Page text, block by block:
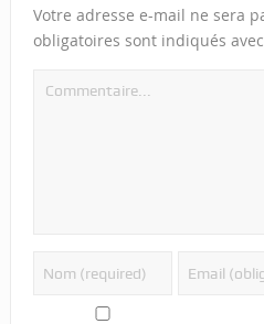
Votre adresse e-mail ne sera
obligatoires sont indiqués avec